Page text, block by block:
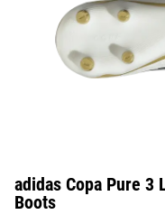
adidas Copa Pure 3
Boots